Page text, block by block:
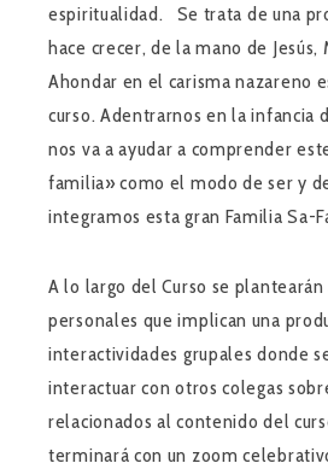
espiritualidad. Se trata de una
hace crecer, de la mano de Jesús,
Ahondar en el carisma nazareno
curso. Adentrarnos en la infancia
nos va a ayudar a comprender
familia» como el modo de ser y
integramos esta gran Familia Sa-
A lo largo del Curso se
personales que implican una
interactividades grupales donde
interactuar con otros colegas
relacionados al contenido del
terminará con un zoom